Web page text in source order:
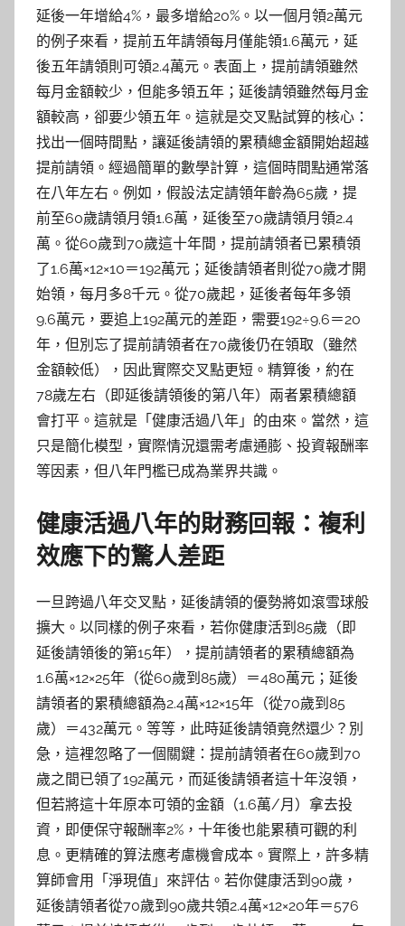
延後一年增給4%，最多增給20%。以一個月領2萬元
的例子來看，提前五年請領每月僅能領1.6萬元，延
後五年請領則可領2.4萬元。表面上，提前請領雖然
每月金額較少，但能多領五年；延後請領雖然每月金
額較高，卻要少領五年。這就是交叉點試算的核心：
找出一個時間點，讓延後請領的累積總金額開始超越
提前請領。經過簡單的數學計算，這個時間點通常落
在八年左右。例如，假設法定請領年齡為65歲，提
前至60歲請領月領1.6萬，延後至70歲請領月領2.4
萬。從60歲到70歲這十年間，提前請領者已累積領
了1.6萬×12×10＝192萬元；延後請領者則從70歲才開
始領，每月多8千元。從70歲起，延後者每年多領
9.6萬元，要追上192萬元的差距，需要192÷9.6＝20
年，但別忘了提前請領者在70歲後仍在領取（雖然
金額較低），因此實際交叉點更短。精算後，約在
78歲左右（即延後請領後的第八年）兩者累積總額
會打平。這就是「健康活過八年」的由來。當然，這
只是簡化模型，實際情況還需考慮通膨、投資報酬率
等因素，但八年門檻已成為業界共識。
健康活過八年的財務回報：複利
效應下的驚人差距
一旦跨過八年交叉點，延後請領的優勢將如滾雪球般
擴大。以同樣的例子來看，若你健康活到85歲（即
延後請領後的第15年），提前請領者的累積總額為
1.6萬×12×25年（從60歲到85歲）＝480萬元；延後
請領者的累積總額為2.4萬×12×15年（從70歲到85
歲）＝432萬元。等等，此時延後請領竟然還少？別
急，這裡忽略了一個關鍵：提前請領者在60歲到70
歲之間已領了192萬元，而延後請領者這十年沒領，
但若將這十年原本可領的金額（1.6萬/月）拿去投
資，即便保守報酬率2%，十年後也能累積可觀的利
息。更精確的算法應考慮機會成本。實際上，許多精
算師會用「淨現值」來評估。若你健康活到90歲，
延後請領者從70歲到90歲共領2.4萬×12×20年＝576